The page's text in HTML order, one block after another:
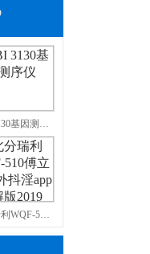
基因测…
WQF-5…